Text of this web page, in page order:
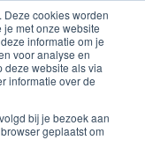
Deze cookies worden
met onze website
informatie om je
voor analyse en
deze website als via
informatie over de
bij je bezoek aan
geplaatst om
Inloggen account